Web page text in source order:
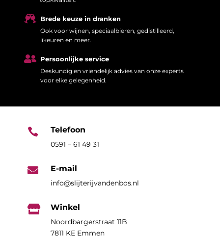
 Brede keuze in dranken
Ook voor wijnen, speciaalbieren, gedistilleerd,
likeuren en meer.
 Persoonlijke service
Deskundig en vriendelijk advies van onze experts
voor elke gelegenheid.
 Telefoon
0591 – 61 49 31
 E-mail
info@slijterijvandenbos.nl
 Winkel
Noordbargerstraat 11B
7811 KE Emmen